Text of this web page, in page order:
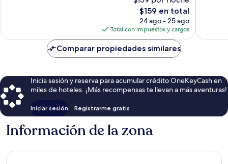
El
precio
actual
es
de
$159
$159 en total
24 ago - 25 ago
Total con impuestos y cargos
Comparar propiedades similares
Inicia sesión y reserva para acumular crédito OneKeyCash en
miles de hoteles. ¡Más recompensas te llevan a más aventuras!
Iniciar sesión Registrarme gratis
Información de la zona